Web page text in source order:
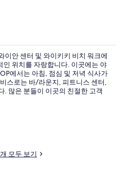
이안 센터 및 와이키키 비치 워크에
위치를 자랑합니다. 이곳에는 야
에서는 아침, 점심 및 저녁 식사가
스로는 바/라운지, 피트니스 센터,
. 많은 분들이 이곳의 친절한 고객
모두 보기